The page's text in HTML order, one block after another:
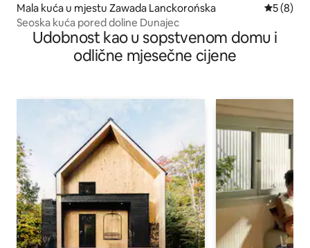
Mala kuća u mjestu Zawada Lanckorońska
5 (8)
Seoska kuća pored doline Dunajec
Udobnost kao u sopstvenom domu i
odlične mjesečne cijene